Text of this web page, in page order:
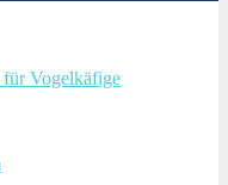
für Vogelkäfige